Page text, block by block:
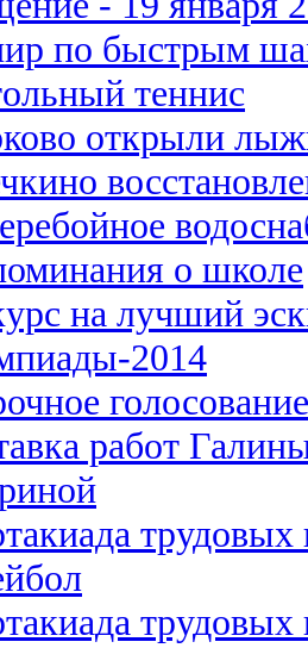
по быстрым
теннис
открыли
о школе
на лучший
2014
голосование
работ
трудовых
трудовых